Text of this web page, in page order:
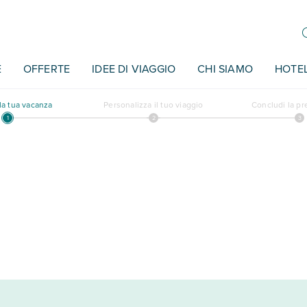
OFFERTE IDEE DI VIAGGIO CHI SIAMO
tua vacanza Personalizza il tuo viaggio Concludi la